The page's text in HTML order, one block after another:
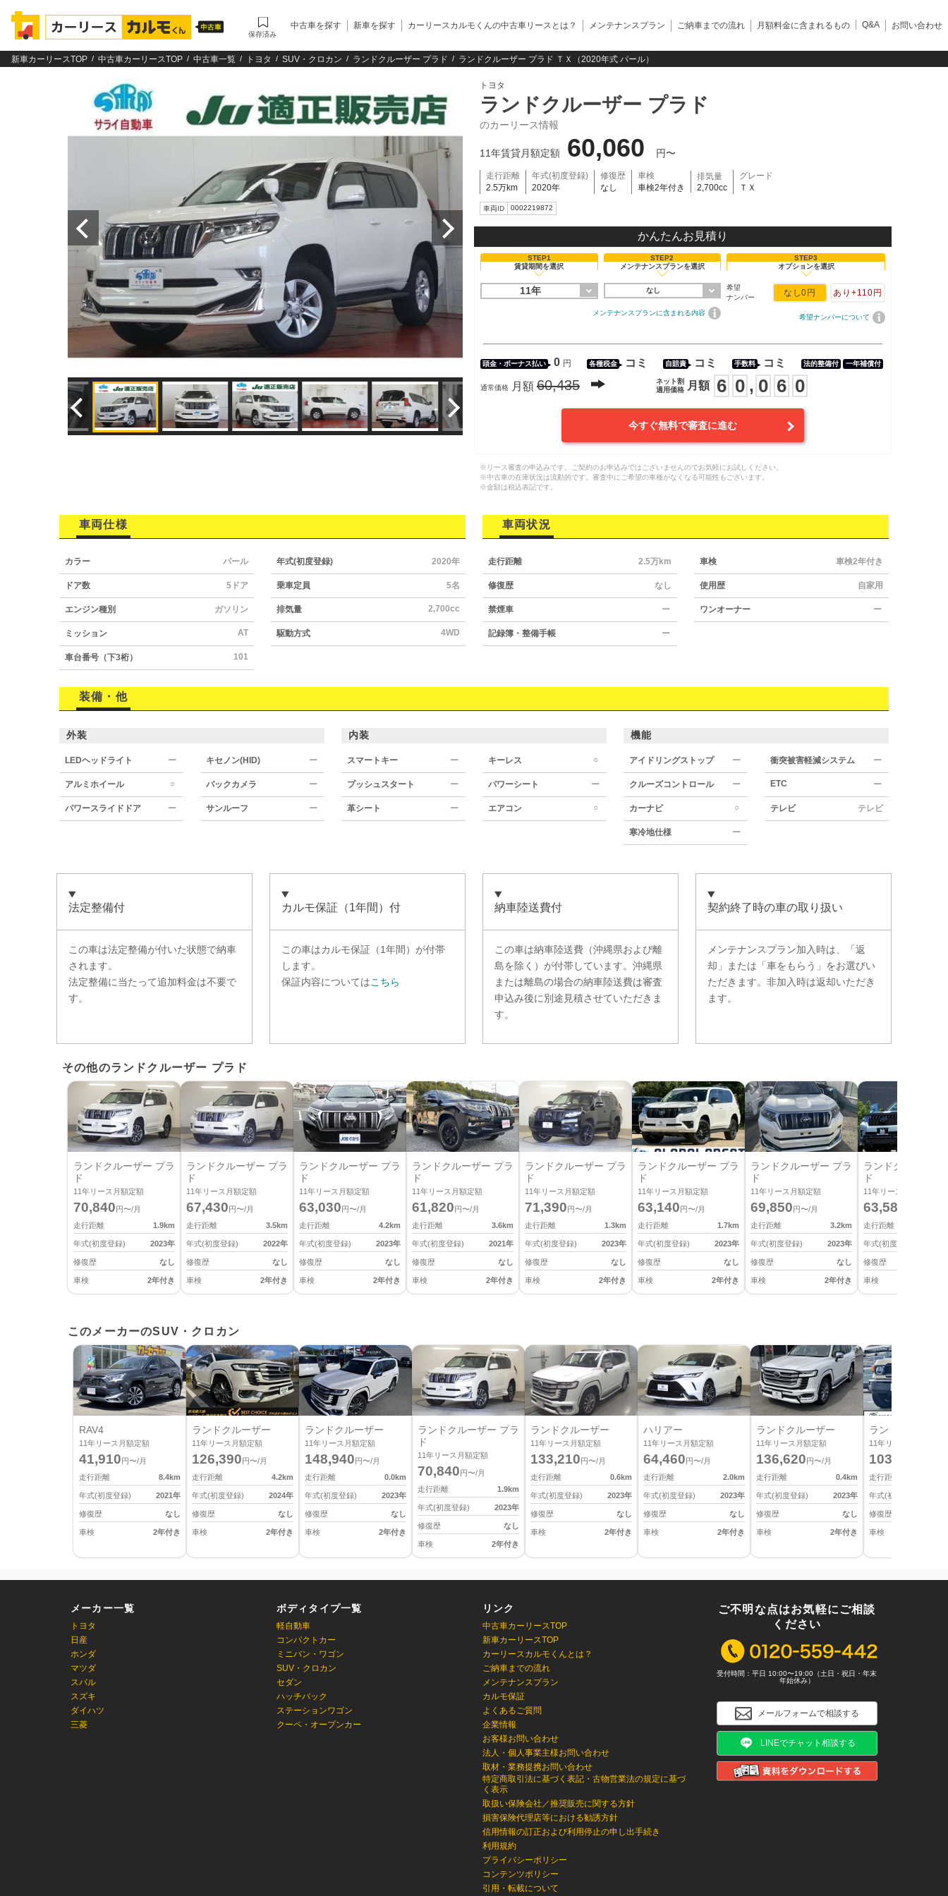
保存済み
中古車を探す 新車を探す カーリースカルモくんの中古車リースとは？ メンテナンスプラン ご納車までの流れ 月額料金に含まれるもの Q&A お問い合わせ
新車カーリースTOP 中古車カーリースTOP 中古車一覧 トヨタ SUV・クロカン ランドクルーザー プラド ランドクルーザー プラド ＴＸ（2020年式 パール）
トヨタ
ランドクルーザー プラド
のカーリース情報
11年賃貸月額定額 60,060 円〜
走行距離
2.5万km
年式(初度登録)
2020年
修復歴
なし
車検
車検2年付き
排気量
2,700cc
グレード
ＴＸ
車両ID 0002219872
かんたんお見積り
STEP1
賃貸期間を選択
11年
STEP2
メンテナンスプランを選択
なし
メンテナンスプランに含まれる内容
STEP3
オプションを選択
希望
ナンバー
なし0円 あり +110円
希望ナンバーについて
頭金・ボーナス払い 0 円 各種税金 コミ 自賠責 コミ 手数料 コミ 法的整備付 一年補償付
通常価格 月額 60,435
ネット割
適用価格
月額 6 0 , 0 6 0
今すぐ無料で審査に進む
※リース審査の申込みです。ご契約のお申込みではございませんのでお気軽にお試しください。
※中古車の在庫状況は流動的です。審査中にご希望の車種がなくなる可能性もございます。
※金額は税込表記です。
車両仕様
カラー パール 年式(初度登録) 2020年
ドア数 5ドア 乗車定員 5名
エンジン種別 ガソリン 排気量 2,700cc
ミッション AT 駆動方式 4WD
車台番号（下3桁） 101
車両状況
走行距離 2.5万km 車検 車検2年付き
修復歴 なし 使用歴 自家用
禁煙車 ー ワンオーナー ー
記録簿・整備手帳 ー
装備・他
外装
LEDヘッドライト ー キセノン(HID) ー
アルミホイール ○ バックカメラ ー
パワースライドドア ー サンルーフ ー
内装
スマートキー ー キーレス ○
プッシュスタート ー パワーシート ー
革シート ー エアコン ○
機能
アイドリングストップ ー 衝突被害軽減システム ー
クルーズコントロール ー ETC ー
カーナビ ○ テレビ テレビ
寒冷地仕様 ー
法定整備付
この車は法定整備が付いた状態で納車
されます。
法定整備に当たって追加料金は不要で
す。
カルモ保証（1年間）付
この車はカルモ保証（1年間） が付帯
します。
保証内容についてはこちら
納車陸送費付
この車は納車陸送費（沖縄県および離
島を除く）が付帯しています。沖縄県
または離島の場合の納車陸送費は審査
申込み後に別途見積させていただきま
す。
契約終了時の車の取り扱い
メンテナンスプラン加入時は、「返
却」または「車をもらう」をお選びい
ただきます。非加入時は返却いただき
ます。
その他のランドクルーザー プラド
ランドクルーザー プラ
ド
11年リース月額定額
70,840 円〜/月
走行距離
1.9km
年式(初度登録) 2023年
修復歴 なし
車検 2年付き
ランドクルーザー プラ
ド
11年リース月額定額
67,430 円〜/月
走行距離
3.5km
年式(初度登録) 2022年
修復歴 なし
車検 2年付き
ランドクルーザー プラ
ド
11年リース月額定額
63,030 円〜/月
走行距離
4.2km
年式(初度登録) 2023年
修復歴 なし
車検 2年付き
ランドクルーザー プラ
ド
11年リース月額定額
61,820 円〜/月
走行距離
3.6km
年式(初度登録) 2021年
修復歴 なし
車検 2年付き
ランドクルーザー プラ
ド
11年リース月額定額
71,390 円〜/月
走行距離
1.3km
年式(初度登録) 2023年
修復歴 なし
車検 2年付き
ランドクルーザー プラ
ド
11年リース月額定額
63,140 円〜/月
走行距離
1.7km
年式(初度登録) 2023年
修復歴 なし
車検 2年付き
ランドクルーザー プラ
ド
11年リース月額定額
69,850 円〜/月
走行距離
3.2km
年式(初度登録) 2023年
修復歴 なし
車検 2年付き
ランドクルーザー
ド
11年リース月額定額
63,580
走行距離
年式(初度登録)
修復歴
車検
このメーカーのSUV・クロカン
RAV4
11年リース月額定額
41,910 円〜/月
走行距離
8.4km
年式(初度登録) 2021年
修復歴 なし
車検 2年付き
ランドクルーザー
11年リース月額定額
126,390 円〜/月
走行距離
4.2km
年式(初度登録) 2024年
修復歴 なし
車検 2年付き
ランドクルーザー
11年リース月額定額
148,940 円〜/月
走行距離
0.0km
年式(初度登録) 2023年
修復歴 なし
車検 2年付き
ランドクルーザー プラ
ド
11年リース月額定額
70,840 円〜/月
走行距離
1.9km
年式(初度登録) 2023年
修復歴 なし
車検 2年付き
ランドクルーザー
11年リース月額定額
133,210 円〜/月
走行距離
0.6km
年式(初度登録) 2023年
修復歴 なし
車検 2年付き
ハリアー
11年リース月額定額
64,460 円〜/月
走行距離
2.0km
年式(初度登録) 2023年
修復歴 なし
車検 2年付き
ランドクルーザー
11年リース月額定額
136,620 円〜/月
走行距離
0.4km
年式(初度登録) 2023年
修復歴 なし
車検 2年付き
ランドクルーザー
11年リース月額定額
103,180
走行距離
年式(初度登録)
修復歴
車検
メーカー一覧
トヨタ
日産
ホンダ
マツダ
スバル
スズキ
ダイハツ
三菱
ボディタイプ一覧
軽自動車
コンパクトカー
ミニバン・ワゴン
SUV・クロカン
セダン
ハッチバック
ステーションワゴン
クーペ・オープンカー
リンク
中古車カーリースTOP
新車カーリースTOP
カーリースカルモくんとは？
ご納車までの流れ
メンテナンスプラン
カルモ保証
よくあるご質問
企業情報
お客様お問い合わせ
法人・個人事業主様お問い合わせ
取材・業務提携お問い合わせ
特定商取引法に基づく表記・古物営業法の規定に基づ
く表示
取扱い保険会社／推奨販売に関する方針
損害保険代理店等における勧誘方針
信用情報の訂正および利用停止の申し出手続き
利用規約
プライバシーポリシー
コンテンツポリシー
引用・転載について
ご不明な点はお気軽にご相談
ください
受付時間：平日 10:00〜19:00（土日・祝日・年末
年始休み）
メールフォームで相談する
LINEでチャット相談する